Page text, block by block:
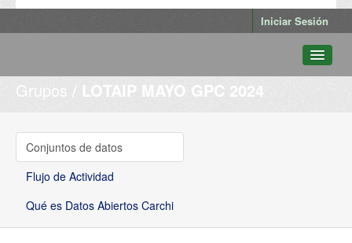
Iniciar Sesión
Conjuntos de datos
Grupos
Qué es Datos Abiertos Carchi
Grupos LOTAIP MAYO GPC 2024
Conjuntos de datos
Flujo de Actividad
Qué es Datos Abiertos Carchi